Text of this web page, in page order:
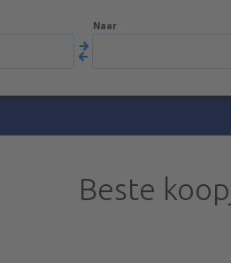
Naar
Beste